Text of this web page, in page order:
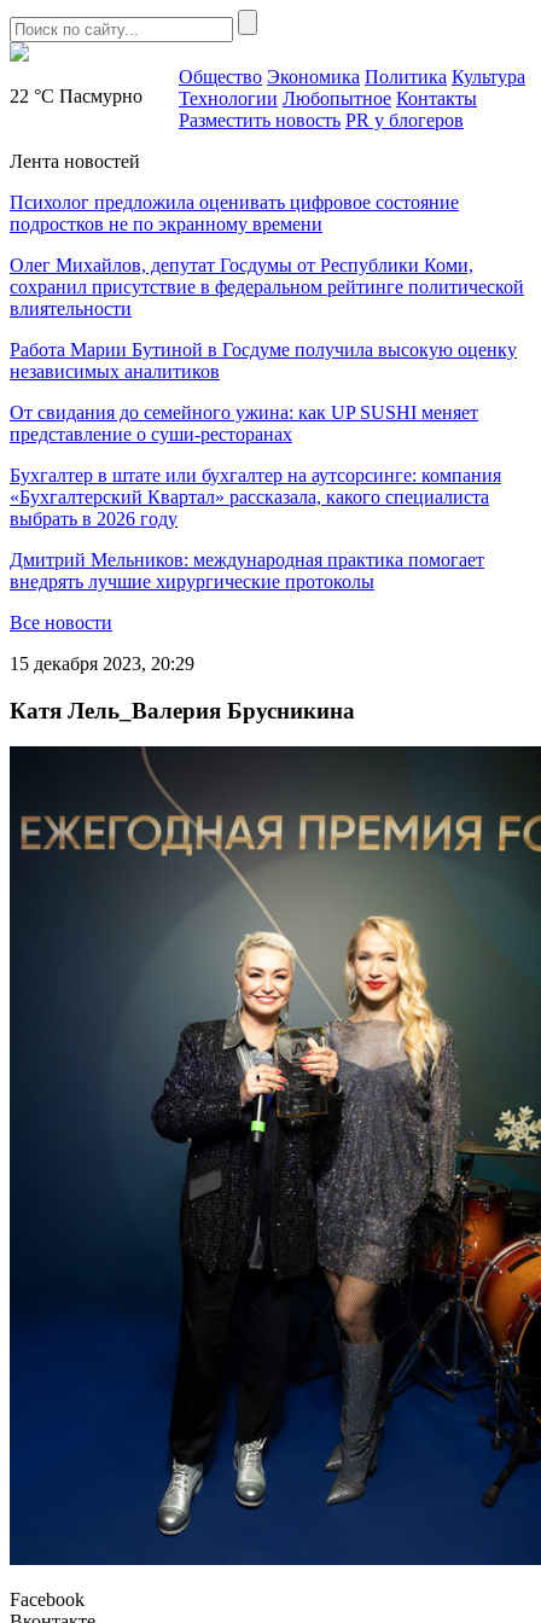
22 °C Пасмурно
Общество Экономика Политика Культура
Технологии Любопытное Контакты
Разместить новость PR у блогеров
Лента новостей
Психолог предложила оценивать цифровое состояние
подростков не по экранному времени
Олег Михайлов, депутат Госдумы от Республики Коми,
сохранил присутствие в федеральном рейтинге политической
влиятельности
Работа Марии Бутиной в Госдуме получила высокую оценку
независимых аналитиков
От свидания до семейного ужина: как UP SUSHI меняет
представление о суши-ресторанах
Бухгалтер в штате или бухгалтер на аутсорсинге: компания
«Бухгалтерский Квартал» рассказала, какого специалиста
выбрать в 2026 году
Дмитрий Мельников: международная практика помогает
внедрять лучшие хирургические протоколы
Все новости
15 декабря 2023, 20:29
Катя Лель_Валерия Брусникина
Facebook